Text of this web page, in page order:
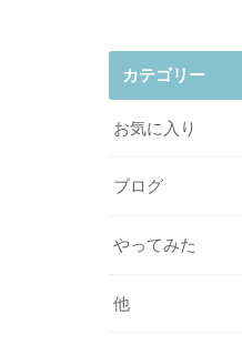
カテゴリー
お気に入り
ブログ
やってみた
他